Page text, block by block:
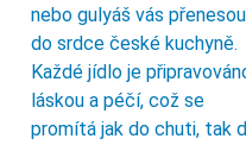
nebo gulyáš vás přenesou
do srdce české kuchyně.
Každé jídlo je
láskou a péčí, což se
promítá jak do chuti, tak